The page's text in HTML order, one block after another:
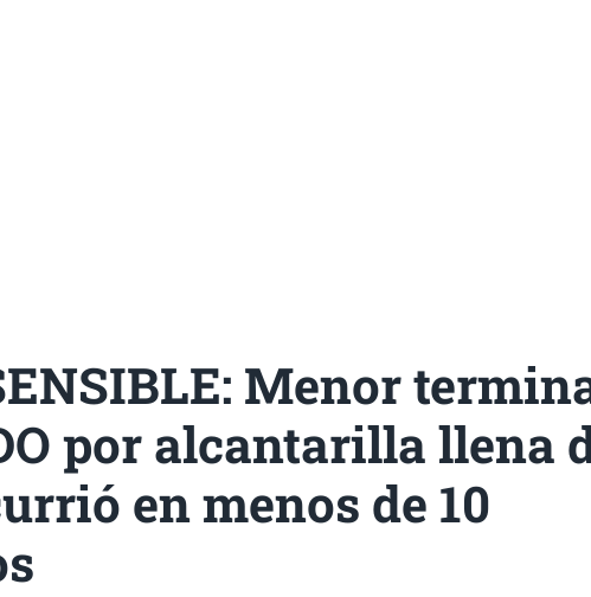
Menor
por alcantarilla llena
en menos de 10